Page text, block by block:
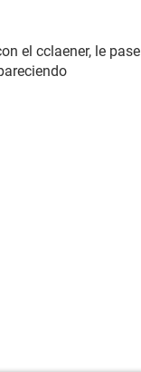
el cclaener, le pase